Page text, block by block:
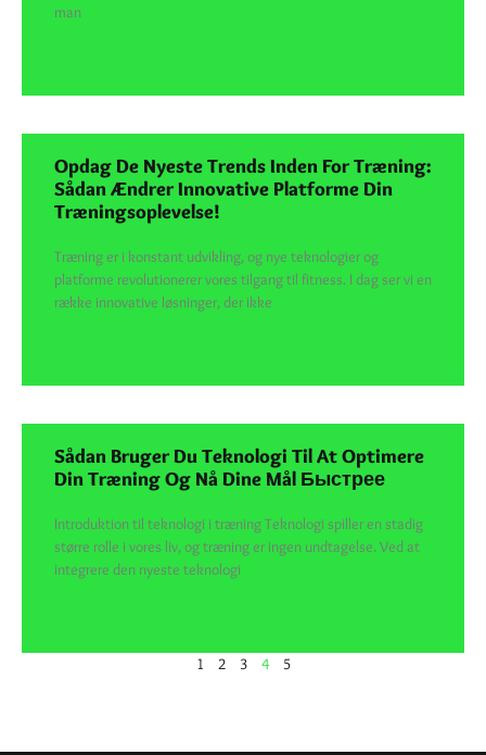
man
Opdag De Nyeste Trends Inden For Træning:
Sådan Ændrer Innovative Platforme Din
Træningsoplevelse!
Træning er i konstant udvikling, og nye teknologier og
platforme revolutionerer vores tilgang til fitness. I dag ser vi en
række innovative løsninger, der ikke
Sådan Bruger Du Teknologi Til At Optimere
Din Træning Og Nå Dine Mål Быстрее
Introduktion til teknologi i træning Teknologi spiller en stadig
større rolle i vores liv, og træning er ingen undtagelse. Ved at
integrere den nyeste teknologi
1 2 3 4 5